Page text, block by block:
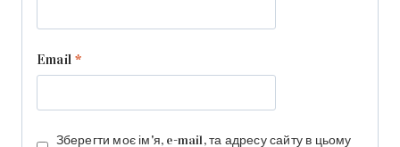
Email*
Зберегти моє ім'я, e-mail, та адресу сайту в цьому